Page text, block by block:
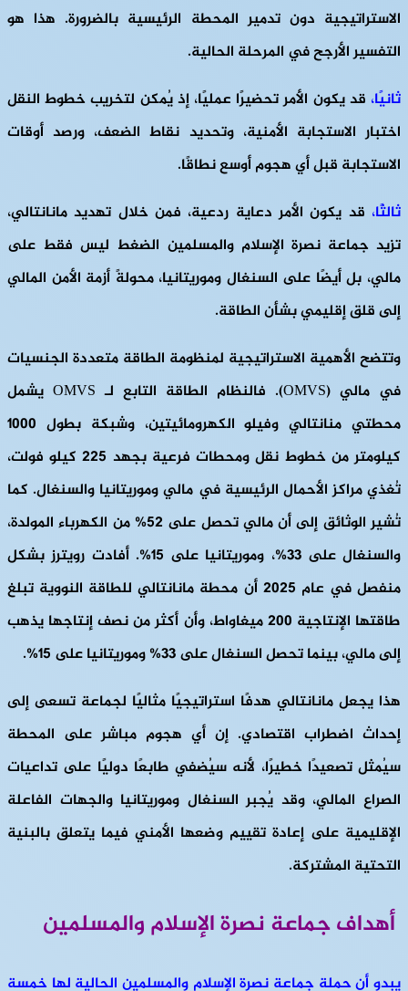
الاستراتيجية دون تدمير المحطة الرئيسية بالضرورة. هذا هو
التفسير الأرجح في المرحلة الحالية.
ثانيًا، قد يكون الأمر تحضيرًا عمليًا، إذ يُمكن لتخريب خطوط النقل
اختبار الاستجابة الأمنية، وتحديد نقاط الضعف، ورصد أوقات
الاستجابة قبل أي هجوم أوسع نطاقًا.
ثالثًا، قد يكون الأمر دعاية ردعية، فمن خلال تهديد مانانتالي،
تزيد جماعة نصرة الإسلام والمسلمين الضغط ليس فقط على
مالي، بل أيضًا على السنغال وموريتانيا، محولةً أزمة الأمن المالي
إلى قلق إقليمي بشأن الطاقة.
وتتضح الأهمية الاستراتيجية لمنظومة الطاقة متعددة الجنسيات
في مالي (OMVS). فالنظام الطاقة التابع لـ OMVS يشمل
محطتي منانتالي وفيلو الكهرومائيتين، وشبكة بطول 1000
كيلومتر من خطوط نقل ومحطات فرعية بجهد 225 كيلو فولت،
تُغذي مراكز الأحمال الرئيسية في مالي وموريتانيا والسنغال. كما
تُشير الوثائق إلى أن مالي تحصل على 52% من الكهرباء المولدة،
والسنغال على 33%، وموريتانيا على 15%. أفادت رويترز بشكل
منفصل في عام 2025 أن محطة مانانتالي للطاقة النووية تبلغ
طاقتها الإنتاجية 200 ميغاواط، وأن أكثر من نصف إنتاجها يذهب
إلى مالي، بينما تحصل السنغال على 33% وموريتانيا على 15%.
هذا يجعل مانانتالي هدفًا استراتيجيًا مثاليًا لجماعة تسعى إلى
إحداث اضطراب اقتصادي. إن أي هجوم مباشر على المحطة
سيُمثل تصعيدًا خطيرًا، لأنه سيُضفي طابعًا دوليًا على تداعيات
الصراع المالي، وقد يُجبر السنغال وموريتانيا والجهات الفاعلة
الإقليمية على إعادة تقييم وضعها الأمني ​​فيما يتعلق بالبنية
التحتية المشتركة.
أهداف جماعة نصرة الإسلام والمسلمين
يبدو أن حملة جماعة نصرة الإسلام والمسلمين الحالية لها خمسة